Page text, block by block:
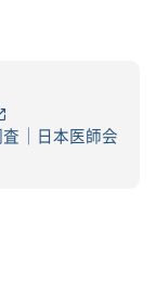
｜日本医師会